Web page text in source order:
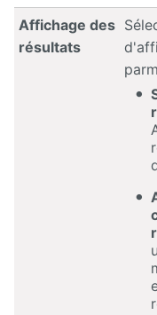
Affichage des
résultats